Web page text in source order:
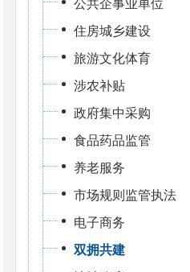
公共企事业单位
住房城乡建设
旅游文化体育
涉农补贴
政府集中采购
食品药品监管
养老服务
市场规则监管执法
电子商务
双拥共建